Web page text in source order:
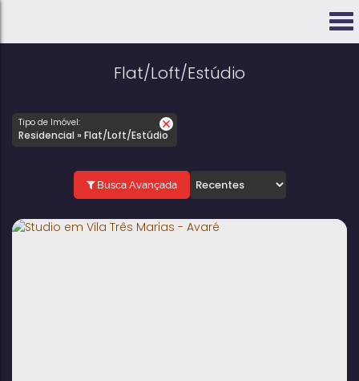
Flat/Loft/Estúdio
Tipo de Imóvel:
Residencial » Flat/Loft/Estúdio
Busca Avançada